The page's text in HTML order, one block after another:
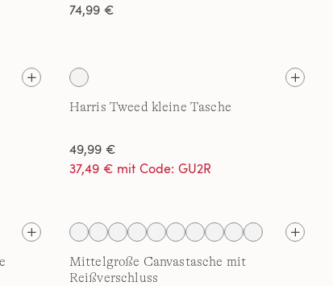
74,99 €
Harris Tweed kleine Tasche
49,99 €
37,49 € mit Code: GU2R
Mittelgroße Canvastasche mit
Reißverschluss